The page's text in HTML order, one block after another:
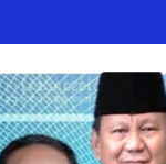
Desa